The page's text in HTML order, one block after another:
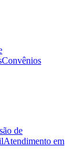
Convênios
de
Atendimento em